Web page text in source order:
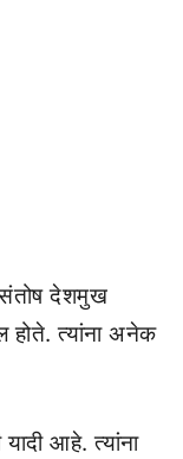
संतोष देशमुख
होते. त्यांना अनेक
आहे. त्यांना